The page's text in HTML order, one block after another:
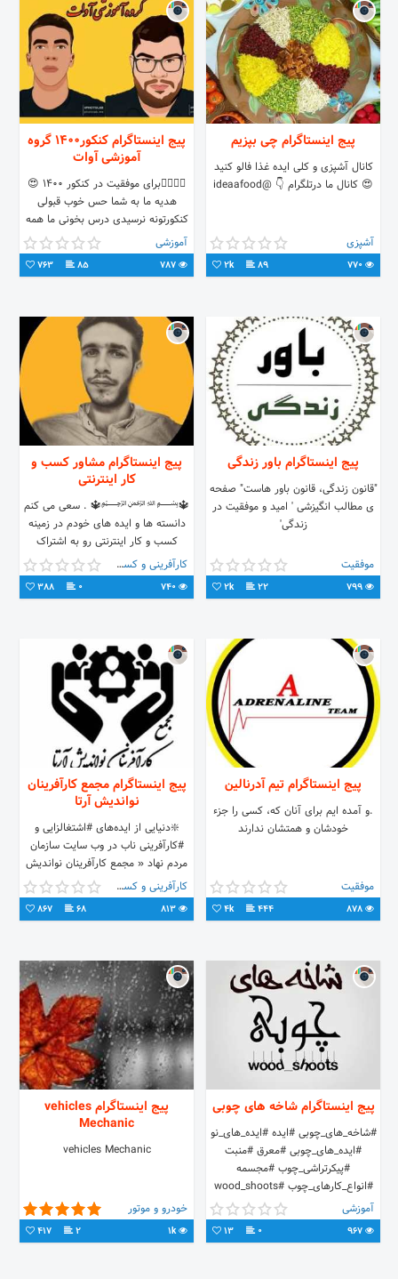
پیج اینستاگرام چی بپزیم
کانال آشپزی و کلی ایده غذا فالو کنید
😍 کانال ما درتلگرام 👇 @ideaafood
آشپزی
89
2k
پیج اینستاگرام کنکور۱۴۰۰ گروه
آموزشی آوات
👨‍⚕️👩‍⚕️برای موفقیت در کنکور ۱۴۰۰ 😍
هدیه ما به شما حس خوب قبولی
کنکورتونه نرسیدی درس بخونی ما همه
مشکلاتت رو حل کردیم فقط پیج رو با
دقت دنبال کن همین و مثل صد ها رتبه
برتر که دنبالش کردن توهم قبول میشی.
آموزشی
85
763
پیج اینستاگرام باور زندگی
"قانون زندگی، قانون باور هاست" صفحه
ی مطالب انگیزشی ' امید و موفقیت در
زندگی'
موفقیت
22
2k
پیج اینستاگرام مشاور کسب و
کار اینترنتی
🔱﷽🔱 . سعی می کنم
دانسته ها و ایده های خودم در زمینه
کسب و کار اینترنتی رو به اشتراک
بگذارم ... . اگه سوالی، نقدی داری
حتما بهم پیام بده در خدمتم 😊
کارآفرینی و کسب و کار
0
388
پیج اینستاگرام تیم آدرنالین
.و آمده ایم برای آنان که، کسی را جزء
خودشان و همتشان ندارند
موفقیت
444
4k
پیج اینستاگرام مجمع کارآفرینان
نواندیش آرتا
❇️دنیایی از ایده‌های #اشتغالزایی و
#کارآفرینی ناب در وب سایت سازمان
مردم نهاد « مجمع کارآفرینان نواندیش
آرتا» https://t.me/Arta_NGO
کارآفرینی و کسب و کار
68
867
پیج اینستاگرام شاخه های چوبی
#شاخه_های_چوبی #ایده #ایده_های_نو
#ایده_های_چوبی #معرق #منبت
#پیکرتراشی_چوب #مجسمه
#انواع_کارهای_چوب #wood_shoots
آموزشی
0
13
پیج اینستاگرام vehicles
Mechanic
vehicles Mechanic
خودرو و موتور
1k
2
417